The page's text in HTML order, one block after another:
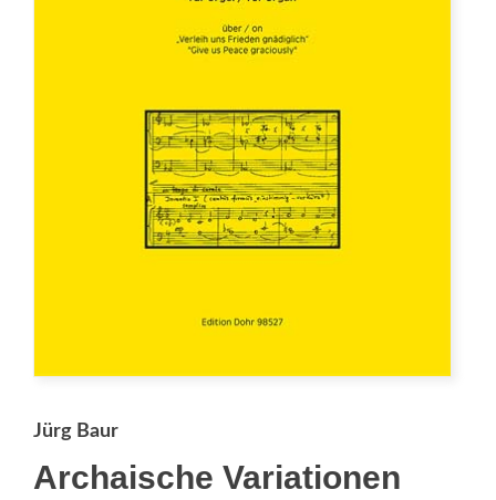
Jürg Baur
Archaische Variationen